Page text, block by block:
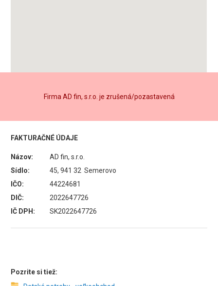
Firma AD fin, s.r.o. je zrušená/pozastavená
FAKTURAČNÉ ÚDAJE
Názov:
AD fin, s.r.o.
Sídlo:
45, 941 32 Semerovo
IČO:
44224681
DIČ:
2022647726
IČ DPH:
SK2022647726
Pozrite si tiež: